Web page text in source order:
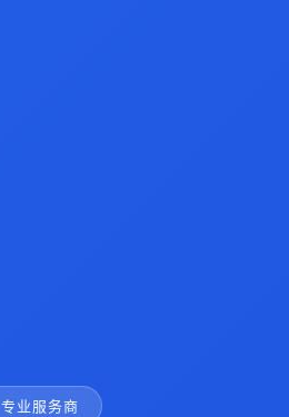
专业服务商